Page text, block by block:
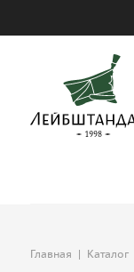
Главная | Каталог